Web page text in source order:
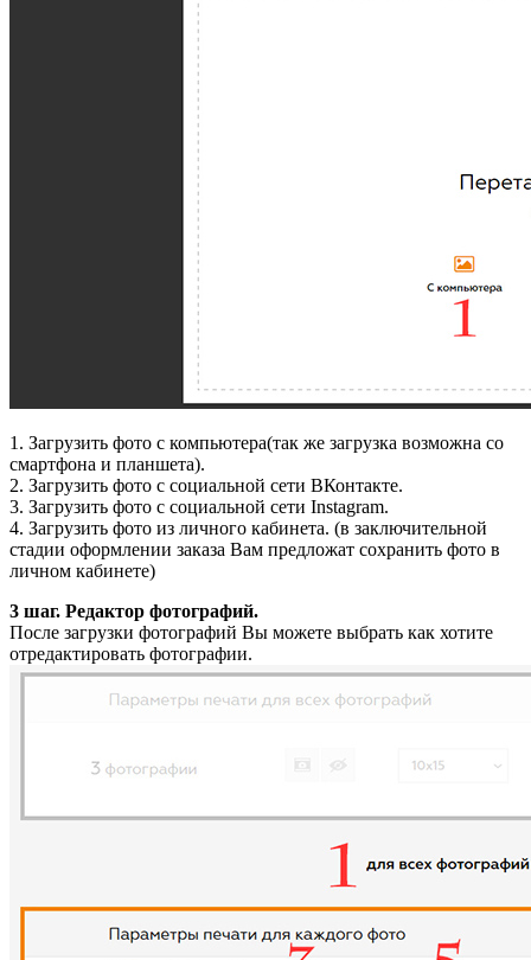
1. Загрузить фото с компьютера(так же загрузка возможна со
смартфона и планшета).
2. Загрузить фото с социальной сети ВКонтакте.
3. Загрузить фото с социальной сети Instagram.
4. Загрузить фото из личного кабинета. (в заключительной
стадии оформлении заказа Вам предложат сохранить фото в
личном кабинете)
3 шаг. Редактор фотографий.
После загрузки фотографий Вы можете выбрать как хотите
отредактировать фотографии.